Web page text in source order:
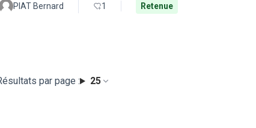
PIAT Bernard 1 Retenue
par page : 25